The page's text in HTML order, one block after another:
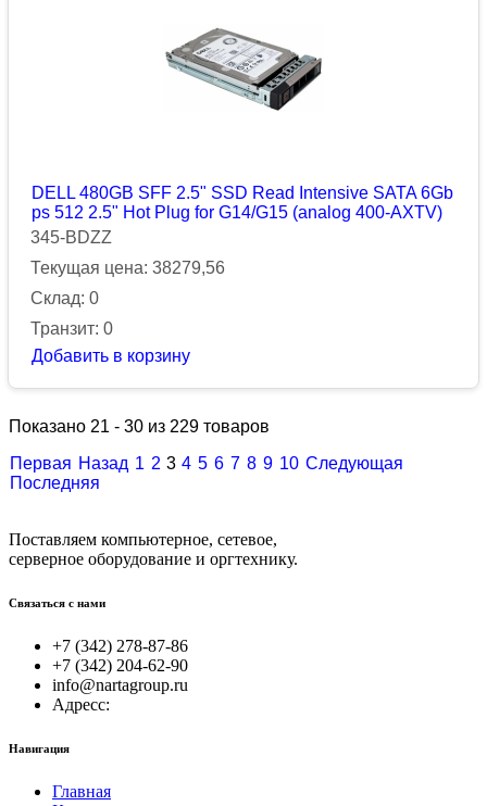
DELL 480GB SFF 2.5" SSD Read Intensive SATA 6Gb
ps 512 2.5" Hot Plug for G14/G15 (analog 400-AXTV)
345-BDZZ
Текущая цена: 38279,56
Склад: 0
Транзит: 0
Добавить в корзину
Показано 21 - 30 из 229 товаров
Первая Назад 1 2 3 4 5 6 7 8 9 10 Следующая
Последняя
Поставляем компьютерное, сетевое,
серверное оборудование и оргтехнику.
Связаться с нами
+7 (342) 278-87-86
+7 (342) 204-62-90
info@nartagroup.ru
Адресс:
Навигация
Главная